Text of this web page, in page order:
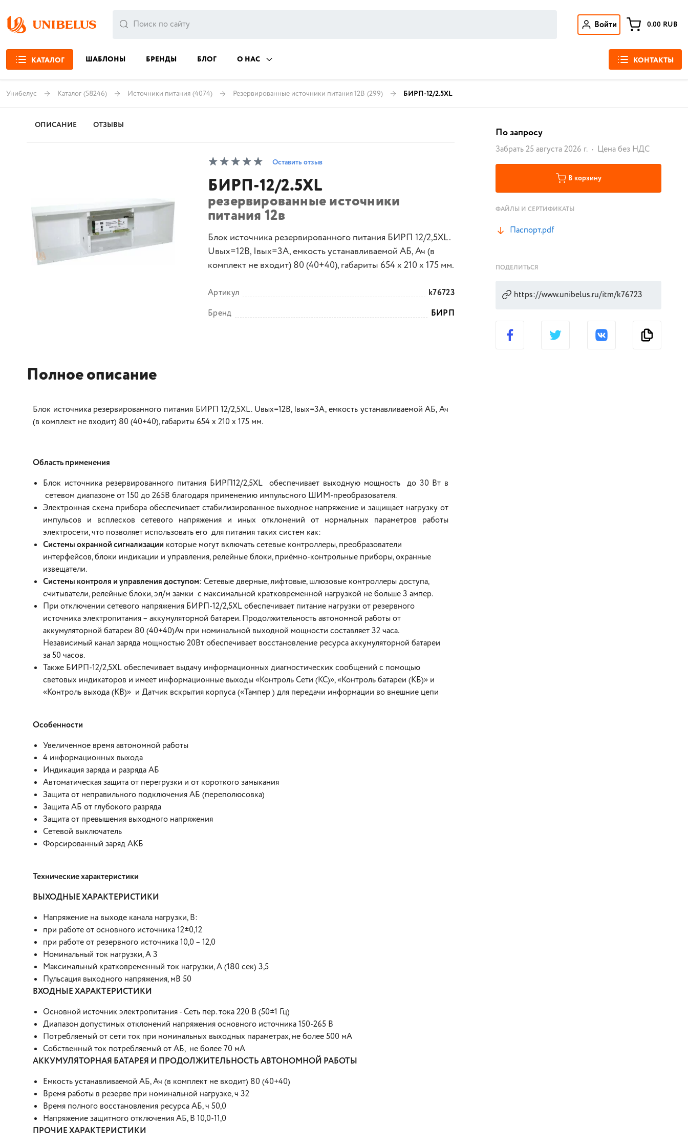
Войти 0.00 RUB
КАТАЛОГ ШАБЛОНЫ БРЕНДЫ БЛОГ О НАС КОНТАКТЫ
Унибелус Каталог (58246) Источники питания (4074) Резервированные источники питания 12В (299) БИРП-12/2.5XL
ОПИСАНИЕ ОТЗЫВЫ
Оставить отзыв
БИРП-12/2.5XL
резервированные источники
питания 12в
Блок источника резервированного питания БИРП 12/2,5XL.
Uвых=12В, Iвых=3A, емкость устанавливаемой АБ, Ач (в
комплект не входит) 80 (40+40), габариты 654 х 210 х 175 мм.
Артикул
k76723
Бренд
БИРП
Полное описание
Блок источника резервированного питания БИРП 12/2,5XL. Uвых=12В, Iвых=3A, емкость устанавливаемой АБ, Ач
(в комплект не входит) 80 (40+40), габариты 654 х 210 х 175 мм.
Область применения
Блок источника резервированного питания БИРП12/2,5XL обеспечивает выходную мощность до 30 Вт в
сетевом диапазоне от 150 до 265В благодаря применению импульсного ШИМ-преобразователя.
Электронная схема прибора обеспечивает стабилизированное выходное напряжение и защищает нагрузку от
импульсов и всплесков сетевого напряжения и иных отклонений от нормальных параметров работы
электросети, что позволяет использовать его для питания таких систем как:
Системы охранной сигнализации которые могут включать сетевые контроллеры, преобразователи
интерфейсов, блоки индикации и управления, релейные блоки, приёмно-контрольные приборы, охранные
извещатели.
Системы контроля и управления доступом: Сетевые дверные, лифтовые, шлюзовые контроллеры доступа,
считыватели, релейные блоки, эл/м замки с максимальной кратковременной нагрузкой не больше 3 ампер.
При отключении сетевого напряжения БИРП-12/2,5XL обеспечивает питание нагрузки от резервного
источника электропитания – аккумуляторной батареи. Продолжительность автономной работы от
аккумуляторной батареи 80 (40+40)Ач при номинальной выходной мощности составляет 32 часа.
Независимый канал заряда мощностью 20Вт обеспечивает восстановление ресурса аккумуляторной батареи
за 50 часов.
Также БИРП-12/2,5XL обеспечивает выдачу информационных диагностических сообщений с помощью
световых индикаторов и имеет информационные выходы «Контроль Сети (КС)», «Контроль батареи (КБ)» и
«Контроль выхода (КВ)» и Датчик вскрытия корпуса («Тампер ) для передачи информации во внешние цепи
Особенности
Увеличенное время автономной работы
4 информационных выхода
Индикация заряда и разряда АБ
Автоматическая защита от перегрузки и от короткого замыкания
Защита от неправильного подключения АБ (переполюсовка)
Защита АБ от глубокого разряда
Защита от превышения выходного напряжения
Сетевой выключатель
Форсированный заряд АКБ
Технические характеристики
ВЫХОДНЫЕ ХАРАКТЕРИСТИКИ
Напряжение на выходе канала нагрузки, В:
при работе от основного источника 12±0,12
при работе от резервного источника 10,0 – 12,0
Номинальный ток нагрузки, А 3
Максимальный кратковременный ток нагрузки, А (180 сек) 3,5
Пульсация выходного напряжения, мВ 50
ВХОДНЫЕ ХАРАКТЕРИСТИКИ
Основной источник электропитания - Сеть пер. тока 220 В (50±1 Гц)
Диапазон допустимых отклонений напряжения основного источника 150-265 В
Потребляемый от сети ток при номинальных выходных параметрах, не более 500 мА
Собственный ток потребляемый от АБ, не более 70 мА
АККУМУЛЯТОРНАЯ БАТАРЕЯ И ПРОДОЛЖИТЕЛЬНОСТЬ АВТОНОМНОЙ РАБОТЫ
Емкость устанавливаемой АБ, Ач (в комплект не входит) 80 (40+40)
Время работы в резерве при номинальной нагрузке, ч 32
Время полного восстановления ресурса АБ, ч 50,0
Напряжение защитного отключения АБ, В 10,0-11,0
ПРОЧИЕ ХАРАКТЕРИСТИКИ
По запросу
Забрать 25 августа 2026 г. Цена без НДС
В корзину
ФАЙЛЫ И СЕРТИФИКАТЫ
Паспорт.pdf
ПОДЕЛИТЬСЯ